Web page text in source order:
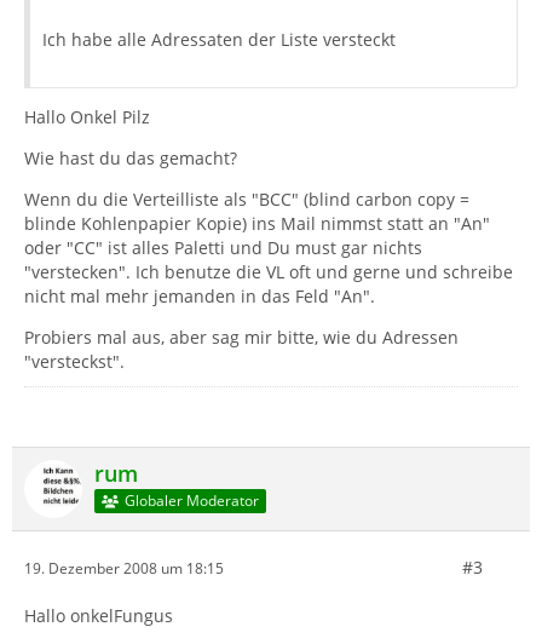
Ich habe alle Adressaten der Liste versteckt
Hallo Onkel Pilz
Wie hast du das gemacht?
Wenn du die Verteilliste als "BCC" (blind carbon copy =
blinde Kohlenpapier Kopie) ins Mail nimmst statt an "An"
oder "CC" ist alles Paletti und Du must gar nichts
"verstecken". Ich benutze die VL oft und gerne und schreibe
nicht mal mehr jemanden in das Feld "An".
Probiers mal aus, aber sag mir bitte, wie du Adressen
"versteckst".
rum
Globaler Moderator
19. Dezember 2008 um 18:15 #3
Hallo onkelFungus